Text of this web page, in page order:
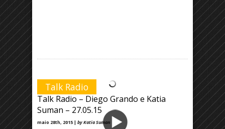
Talk Radio
Talk Radio – Diego Grando e Katia
Suman – 27.05.15
maio 28th, 2015 | by Katia Suman